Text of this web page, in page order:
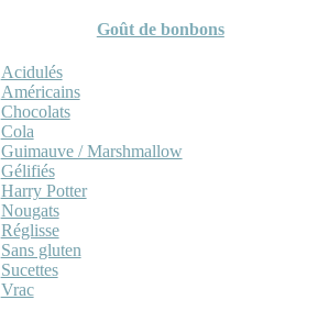
Goût de bonbons
Acidulés
Américains
Chocolats
Cola
Guimauve / Marshmallow
Gélifiés
Harry Potter
Nougats
Réglisse
Sans gluten
Sucettes
Vrac